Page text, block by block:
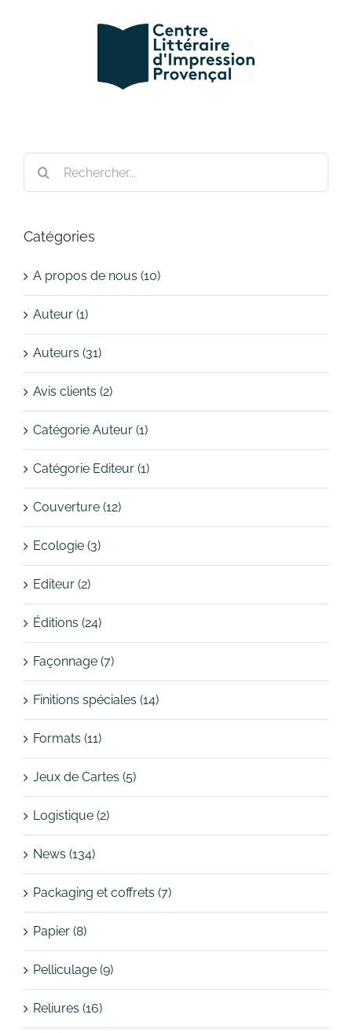
Catégories
A propos de nous (10)
Auteur (1)
Auteurs (31)
Avis clients (2)
Catégorie Auteur (1)
Catégorie Editeur (1)
Couverture (12)
Ecologie (3)
Editeur (2)
Éditions (24)
Façonnage (7)
Finitions spéciales (14)
Formats (11)
Jeux de Cartes (5)
Logistique (2)
News (134)
Packaging et coffrets (7)
Papier (8)
Pelliculage (9)
Reliures (16)